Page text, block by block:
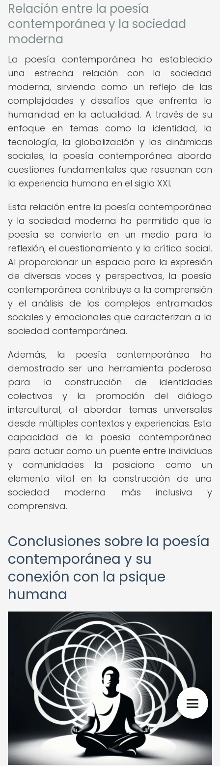
Relación entre la poesía
contemporánea y la sociedad
moderna
La poesía contemporánea ha establecido
una estrecha relación con la sociedad
moderna, sirviendo como un reflejo de las
complejidades y desafíos que enfrenta la
humanidad en la actualidad. A través de su
enfoque en temas como la identidad, la
tecnología, la globalización y las dinámicas
sociales, la poesía contemporánea aborda
cuestiones fundamentales que resuenan con
la experiencia humana en el siglo XXI.
Esta relación entre la poesía contemporánea
y la sociedad moderna ha permitido que la
poesía se convierta en un medio para la
reflexión, el cuestionamiento y la crítica social.
Al proporcionar un espacio para la expresión
de diversas voces y perspectivas, la poesía
contemporánea contribuye a la comprensión
y el análisis de los complejos entramados
sociales y emocionales que caracterizan a la
sociedad contemporánea.
Además, la poesía contemporánea ha
demostrado ser una herramienta poderosa
para la construcción de identidades
colectivas y la promoción del diálogo
intercultural, al abordar temas universales
desde múltiples contextos y experiencias. Esta
capacidad de la poesía contemporánea
para actuar como un puente entre individuos
y comunidades la posiciona como un
elemento vital en la construcción de una
sociedad moderna más inclusiva y
comprensiva.
Conclusiones sobre la poesía
contemporánea y su
conexión con la psique
humana